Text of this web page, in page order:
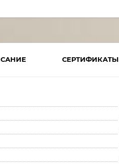
СЕРТИФИКАТЫ